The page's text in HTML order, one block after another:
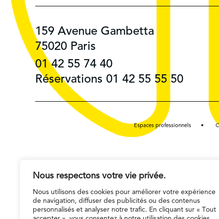
Nous respectons votre vie privée.
Nous utilisons des cookies pour améliorer votre expérience
de navigation, diffuser des publicités ou des contenus
personnalisés et analyser notre trafic. En cliquant sur « Tout
159 Avenue Gambetta
75020 Paris
01 42 55 74 40
Réservations 01 42 55 55 50
Espaces professionnels